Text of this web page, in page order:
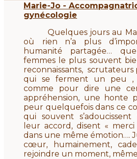
Marie-Jo -
gynécologie
Quelques jours au
où rien n’a plus
humanité partagée…
femmes le plus souvent
reconnaissants,
qui se ferment un peu ,
comme pour dire une
appréhension, une honte
peur quelquefois dans ce
qui souvent
leur accord, disent «
dans une même émotion….
cœur, humainement,
rejoindre un moment,